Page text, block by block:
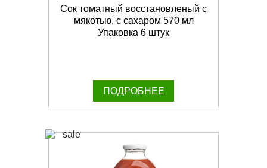
Сок томатный восстановленый с
мякотью, с сахаром 570 мл
Упаковка 6 штук
ПОДРОБНЕЕ